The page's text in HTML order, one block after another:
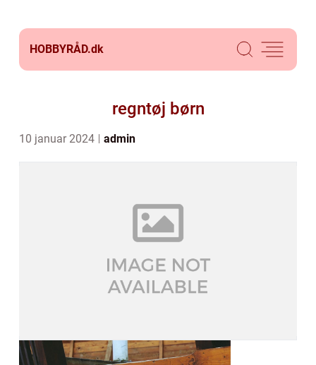
HOBBYRÅD.dk
regntøj børn
10 januar 2024 admin